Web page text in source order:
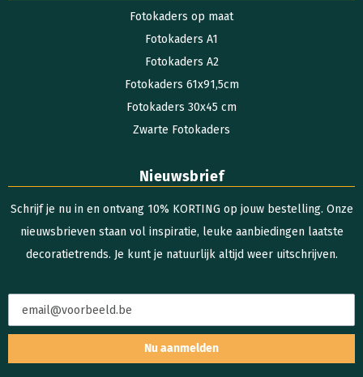
Fotokaders op maat
Fotokaders A1
Fotokaders A2
Fotokaders 61x91,5cm
Fotokaders 30x45 cm
Zwarte Fotokaders
Nieuwsbrief
Schrijf je nu in en ontvang 10% KORTING op jouw bestelling. Onze
nieuwsbrieven staan vol inspiratie, leuke aanbiedingen laatste
decoratietrends. Je kunt je natuurlijk altijd weer uitschrijven.
Nu aanmelden